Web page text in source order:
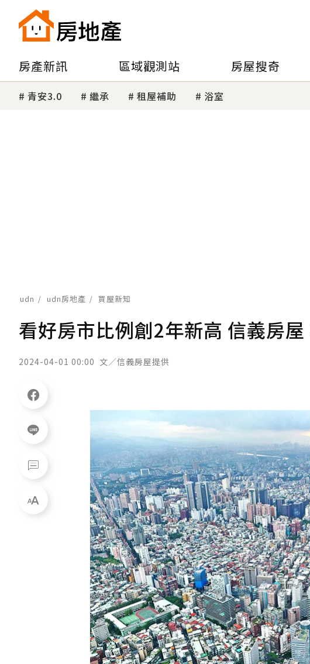
房產新訊 區域觀測站 房屋搜奇
青安3.0 繼承 租屋補助 浴室
udn udn房地產 買屋新知
看好房市比例創2年新高 信義房
2024-04-01 00:00 文／信義房屋提供